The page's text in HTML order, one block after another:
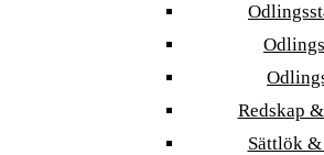
Redskap
Sättlök